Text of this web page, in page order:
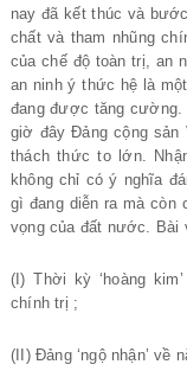
nay đã kết thúc và
chất và tham nhũng
của chế độ toàn trị, an
an ninh ý thức hệ là
đang được tăng
giờ đây Đảng cộng sản
thách thức to lớn.
không chỉ có ý nghĩa
gì đang diễn ra mà còn
vọng của đất nước. Bài
(I) Thời kỳ ‘hoàng
chính trị ;
(II) Đảng ‘ngộ nhận’ về